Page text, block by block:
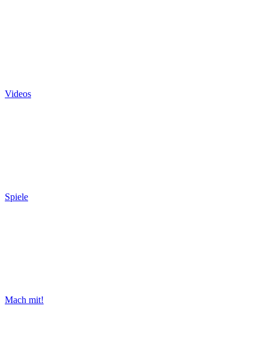
Videos
Spiele
Mach mit!